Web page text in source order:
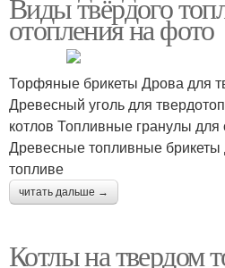
отопления на фото
Торфяные брикеты Дрова для
Древесный уголь для
котлов Топливные гранулы для
Древесные топливные брикеты
топливе
читать дальше →
Котлы на твердом